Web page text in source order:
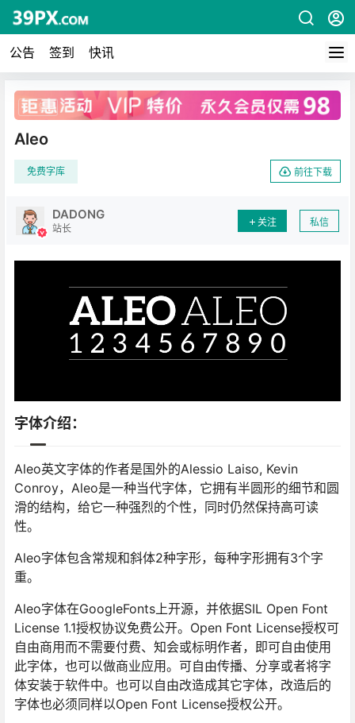
公告 签到 快讯
广告
Aleo
免费字库 前往下载
DADONG
站长
关注 私信
字体介绍：
Aleo英文字体的作者是国外的Alessio Laiso, Kevin
Conroy，Aleo是一种当代字体，它拥有半圆形的细节和圆
滑的结构，给它一种强烈的个性，同时仍然保持高可读
性。
Aleo字体包含常规和斜体2种字形，每种字形拥有3个字
重。
Aleo字体在GoogleFonts上开源，并依据SIL Open Font
License 1.1授权协议免费公开。Open Font License授权可
自由商用而不需要付费、知会或标明作者，即可自由使用
此字体，也可以做商业应用。可自由传播、分享或者将字
体安装于软件中。也可以自由改造成其它字体，改造后的
字体也必须同样以Open Font License授权公开。